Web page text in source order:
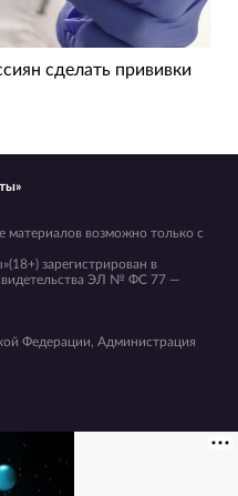
сделать прививки
материалов возможно только с
зарегистрирован в
ЭЛ № ФС 77 —
Федерации, Администрация